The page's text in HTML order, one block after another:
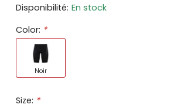
Disponibilité: En stock
Color: *
Noir
Size: *